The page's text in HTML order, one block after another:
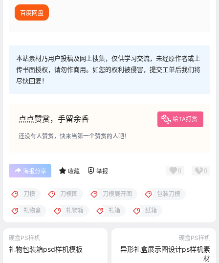
百度网盘
本站素材乃用户投稿及网上搜集，仅供学习交流，未经原作者或上
传书面授权，请勿作商用。如您的权利被侵害，提交工单后我们将
尽快回复！
点点赞赏，手留余香 给TA打赏
还没有人赞赏，快来当第一个赞赏的人吧！
海报分享 收藏 举报 0 0
刀模 刀模图 刀模展开图 包装刀模
礼物盒 礼物箱 礼箱 纸箱
硬盒PS样机
礼物包装箱psd样机模板
硬盒PS样机
异形礼盒展示图设计ps样机素
材